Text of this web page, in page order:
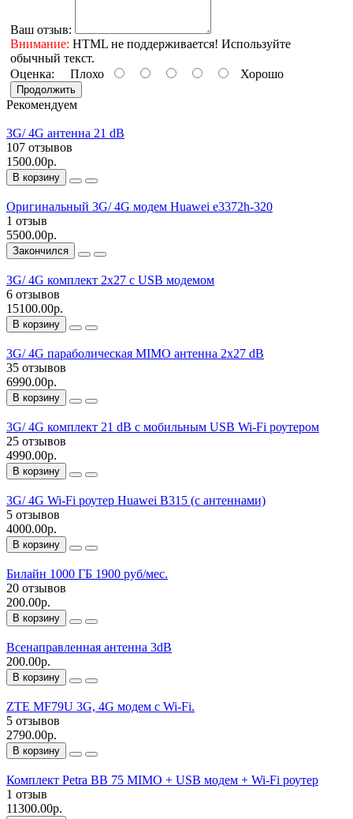
Ваш отзыв:
Внимание: HTML не поддерживается! Используйте
обычный текст.
Оценка: Плохо Хорошо
Продолжить
Рекомендуем
3G/ 4G антенна 21 dB
107 отзывов
1500.00р.
В корзину
Оригинальный 3G/ 4G модем Huawei e3372h-320
1 отзыв
5500.00р.
Закончился
3G/ 4G комплект 2х27 с USB модемом
6 отзывов
15100.00р.
В корзину
3G/ 4G параболическая MIMO антенна 2x27 dB
35 отзывов
6990.00р.
В корзину
3G/ 4G комплект 21 dB с мобильным USB Wi-Fi роутером
25 отзывов
4990.00р.
В корзину
3G/ 4G Wi-Fi роутер Huawei B315 (с антеннами)
5 отзывов
4000.00р.
В корзину
Билайн 1000 ГБ 1900 руб/мес.
20 отзывов
200.00р.
В корзину
Всенаправленная антенна 3dB
200.00р.
В корзину
ZTE MF79U 3G, 4G модем с Wi-Fi.
5 отзывов
2790.00р.
В корзину
Комплект Petra BB 75 MIMO + USB модем + Wi-Fi роутер
1 отзыв
11300.00р.